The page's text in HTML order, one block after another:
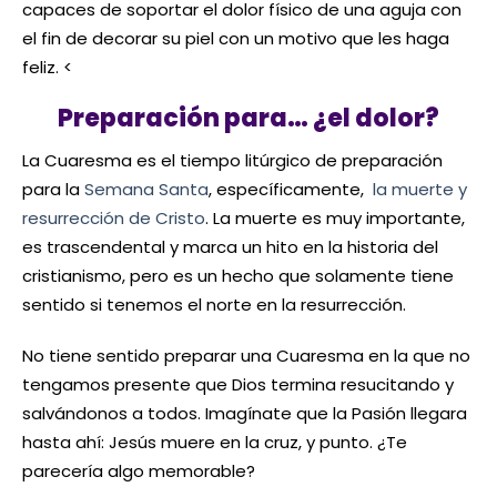
capaces de soportar el dolor físico de una aguja con
el fin de decorar su piel con un motivo que les haga
feliz. <
Preparación para… ¿el dolor?
La Cuaresma es el tiempo litúrgico de preparación
para laSemana Santa, específicamente, la muerte y
resurrección de Cristo. La muerte es muy importante,
es trascendental y marca un hito en la historia del
cristianismo, pero es un hecho que solamente tiene
sentido si tenemos el norte en la resurrección.
No tiene sentido preparar una Cuaresma en la que no
tengamos presente que Dios termina resucitando y
salvándonos a todos. Imagínate que la Pasión llegara
hasta ahí: Jesús muere en la cruz, y punto. ¿Te
parecería algo memorable?